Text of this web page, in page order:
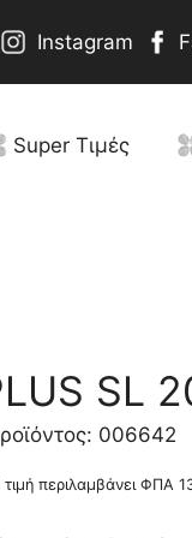
Instagram
Super Τιμές
SL
006642
περιλαμβάνει ΦΠΑ